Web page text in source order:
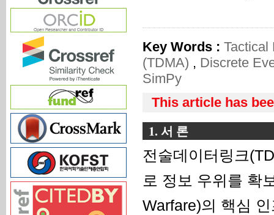
Key Words : Tactical
(TDMA) , Discrete
SimPy
This article has
1. 서 론
전술데이터링크
로 정보 우위를 확
Warfare)의 핵심